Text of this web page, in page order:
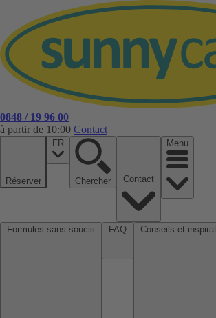
0848 / 19 96 00
à partir de 10:00 Contact
Réserver
FR
Chercher
Menu